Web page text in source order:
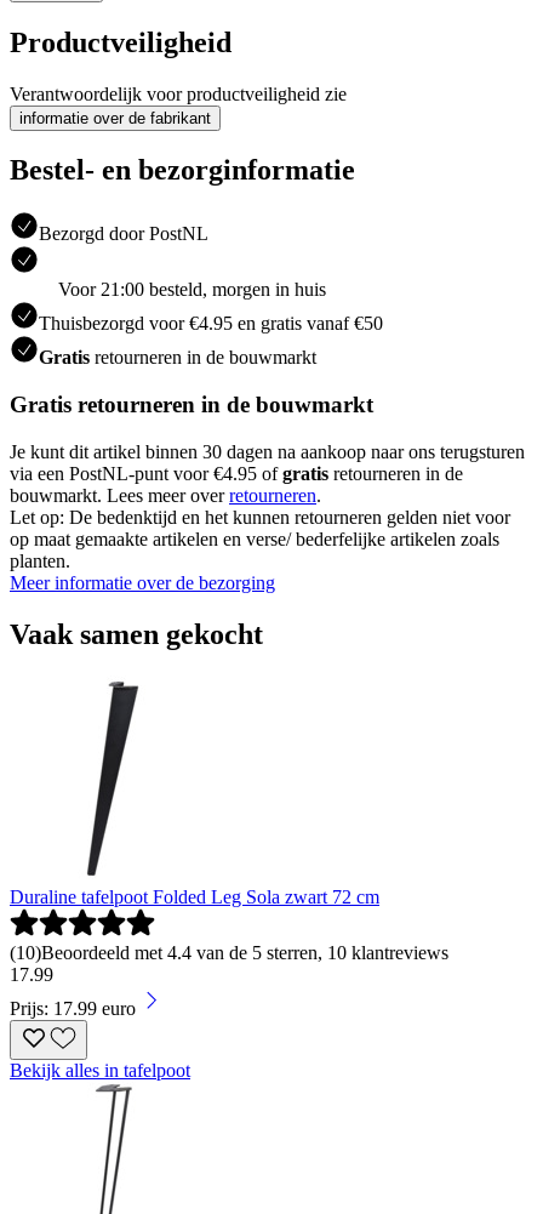
Productveiligheid
Verantwoordelijk voor productveiligheid zie
informatie over de fabrikant
Bestel- en bezorginformatie
Bezorgd door PostNL
Voor 21:00 besteld, morgen in huis
Thuisbezorgd voor €4.95 en gratis vanaf €50
Gratis retourneren in de bouwmarkt
Gratis retourneren in de bouwmarkt
Je kunt dit artikel binnen 30 dagen na aankoop naar ons terugsturen
via een PostNL-punt voor €4.95 ofgratis retourneren in de
bouwmarkt. Lees meer overretourneren.
Let op: De bedenktijd en het kunnen retourneren gelden niet voor
op maat gemaakte artikelen en verse/ bederfelijke artikelen zoals
planten.
Meer informatie over de bezorging
Vaak samen gekocht
Duraline tafelpoot Folded Leg Sola zwart 72 cm
(10)Beoordeeld met 4.4 van de 5 sterren, 10 klantreviews
17.99
Prijs: 17.99 euro
Bekijk alles in tafelpoot